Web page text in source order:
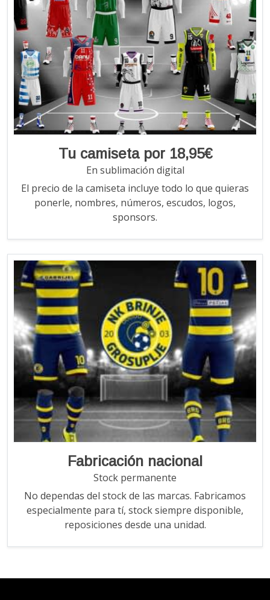
Tu camiseta por 18,95€
En sublimación digital
El precio de la camiseta incluye todo lo que quieras
ponerle, nombres, números, escudos, logos,
sponsors.
Fabricación nacional
Stock permanente
No dependas del stock de las marcas. Fabricamos
especialmente para tí, stock siempre disponible,
reposiciones desde una unidad.